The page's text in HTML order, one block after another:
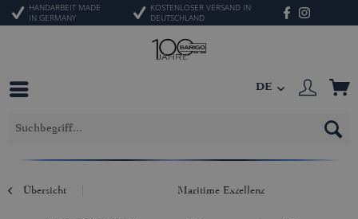
HANDARBEIT MADE
IN GERMANY
KOSTENLOSER VERSAND IN
DEUTSCHLAND
DE
Übersicht Maritime Exzellenz